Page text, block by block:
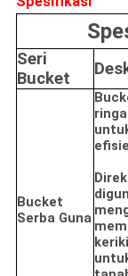
Seri
Bucket
Bucket
Serba Guna